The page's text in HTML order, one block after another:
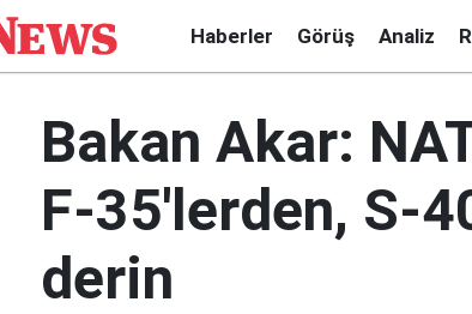
Haberler Görüş Analiz
Bakan Akar:
F-35'lerden, S-
derin